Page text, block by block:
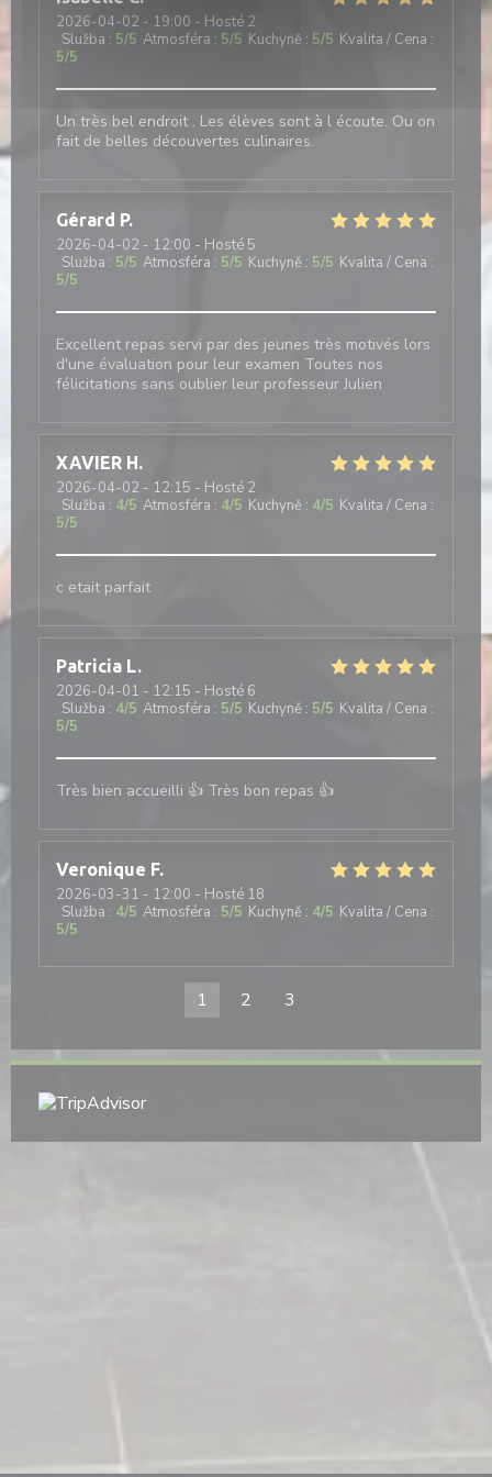
2026-04-02 - 19:00 - Hosté 2
Služba : 5/5 Atmosféra : 5/5 Kuchyně : 5/5 Kvalita / Cena :
5/5
Un très bel endroit . Les élèves sont à l écoute. Ou on
fait de belles découvertes culinaires.
Gérard P
2026-04-02 - 12:00 - Hosté 5
Služba : 5/5 Atmosféra : 5/5 Kuchyně : 5/5 Kvalita / Cena :
5/5
Excellent repas servi par des jeunes très motivés lors
d'une évaluation pour leur examen Toutes nos
félicitations sans oublier leur professeur Julien
XAVIER H
2026-04-02 - 12:15 - Hosté 2
Služba : 4/5 Atmosféra : 4/5 Kuchyně : 4/5 Kvalita / Cena :
5/5
c etait parfait
Patricia L
2026-04-01 - 12:15 - Hosté 6
Služba : 4/5 Atmosféra : 5/5 Kuchyně : 5/5 Kvalita / Cena :
5/5
Très bien accueilli 👍 Très bon repas 👍
Veronique F
2026-03-31 - 12:00 - Hosté 18
Služba : 4/5 Atmosféra : 5/5 Kuchyně : 4/5 Kvalita / Cena :
5/5
1 2 3